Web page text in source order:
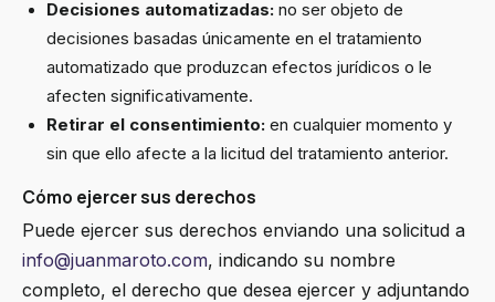
Decisiones automatizadas: no ser objeto de
decisiones basadas únicamente en el tratamiento
automatizado que produzcan efectos jurídicos o le
afecten significativamente.
Retirar el consentimiento: en cualquier momento y
sin que ello afecte a la licitud del tratamiento anterior.
Cómo ejercer sus derechos
Puede ejercer sus derechos enviando una solicitud a
info@juanmaroto.com, indicando su nombre
completo, el derecho que desea ejercer y adjuntando